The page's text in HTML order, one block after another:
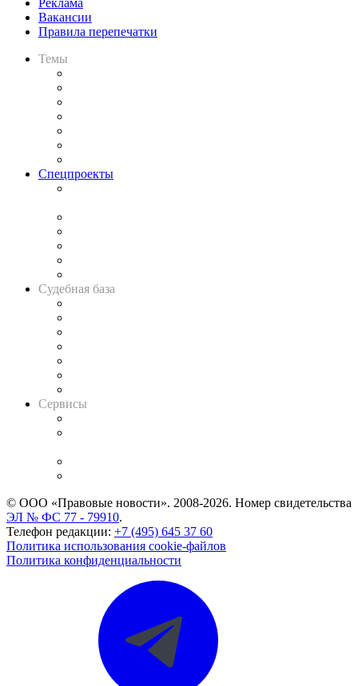
Вакансии
Правила перепечатки
Темы
Спецпроекты
Судебная база
Сервисы
© ООО «Правовые новости». 2008-2026. Номер свидетельства
ЭЛ № ФС 77 - 79910.
Телефон редакции: +7 (495) 645 37 60
Политика использования cookie-файлов
Политика конфиденциальности